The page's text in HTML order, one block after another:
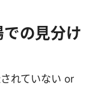
の見分け
れていない or